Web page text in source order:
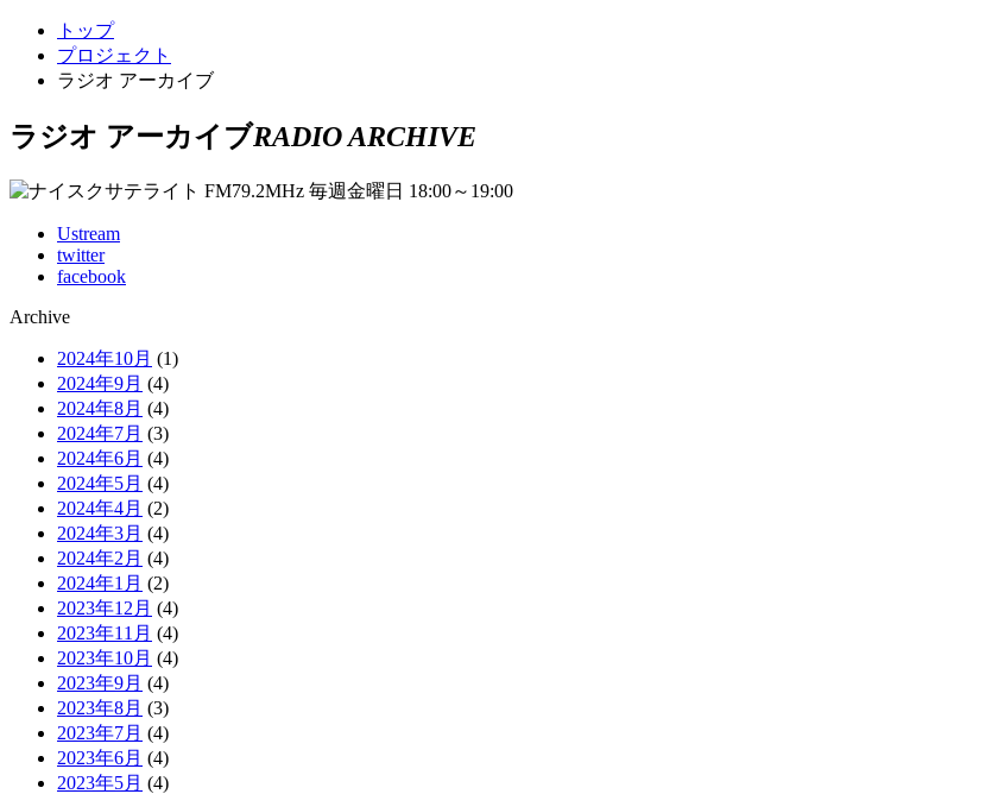
トップ
プロジェクト
ラジオ アーカイブ
ラジオ アーカイブRADIO ARCHIVE
Ustream
twitter
facebook
Archive
2024年10月 (1)
2024年9月 (4)
2024年8月 (4)
2024年7月 (3)
2024年6月 (4)
2024年5月 (4)
2024年4月 (2)
2024年3月 (4)
2024年2月 (4)
2024年1月 (2)
2023年12月 (4)
2023年11月 (4)
2023年10月 (4)
2023年9月 (4)
2023年8月 (3)
2023年7月 (4)
2023年6月 (4)
2023年5月 (4)